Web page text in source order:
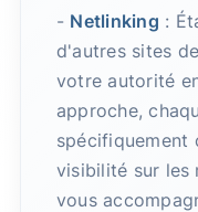
- Netlinking :
d'autres sites
votre autorité
approche,
spécifiquement
visibilité sur les
vous